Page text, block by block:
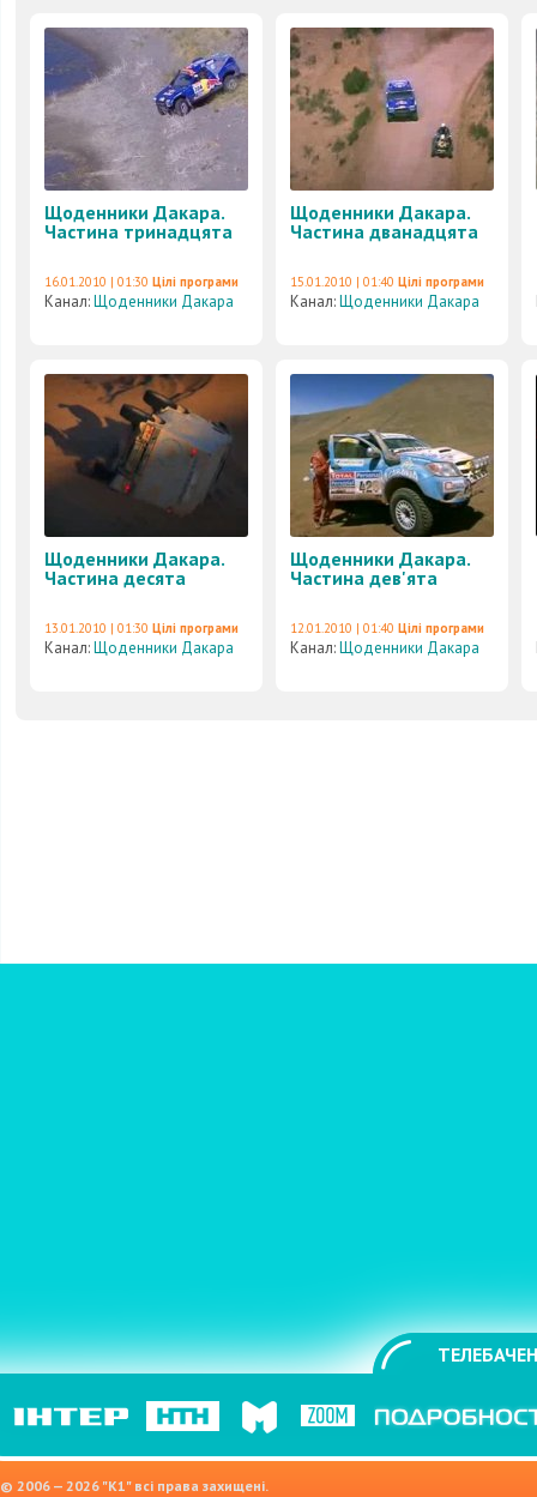
Щоденники Дакара.
Частина тринадцята
16.01.2010 | 01:30 Цілі програми
Канал:Щоденники Дакара
Щоденники Дакара.
Частина дванадцята
15.01.2010 | 01:40 Цілі програми
Канал:Щоденники Дакара
Щоденники Дакара.
Частина десята
13.01.2010 | 01:30 Цілі програми
Канал:Щоденники Дакара
Щоденники Дакара.
Частина дев'ята
12.01.2010 | 01:40 Цілі програми
Канал:Щоденники Дакара
© 2006 — 2026 "K1" всі права захищені.